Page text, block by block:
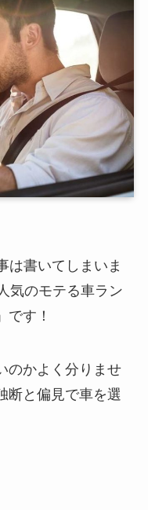
は書いてしまいま
気のモテる車ラン
です！
のかよく分りませ
断と偏見で車を選